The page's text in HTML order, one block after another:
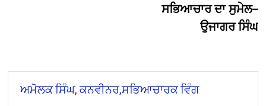
ਸਭਿਆਚਾਰ ਦਾ ਸੁਮੇਲ–
ਉਜਾਗਰ ਸਿੰਘ
ਅਮੋਲਕ ਸਿੰਘ, ਕਨਵੀਨਰ,ਸਭਿਆਚਾਰਕ ਵਿੰਗ